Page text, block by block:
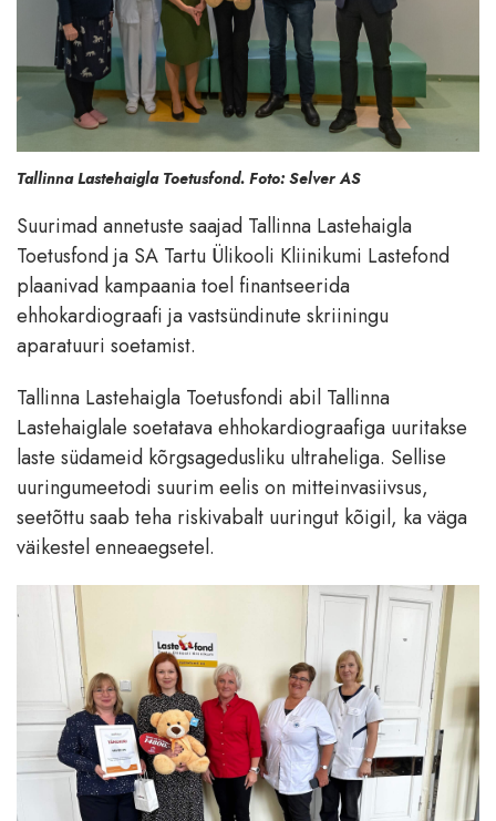
Tallinna Lastehaigla Toetusfond. Foto: Selver AS
Suurimad annetuste saajad Tallinna Lastehaigla
Toetusfond ja SA Tartu Ülikooli Kliinikumi Lastefond
plaanivad kampaania toel finantseerida
ehhokardiograafi ja vastsündinute skriiningu
aparatuuri soetamist.
Tallinna Lastehaigla Toetusfondi abil Tallinna
Lastehaiglale soetatava ehhokardiograafiga uuritakse
laste südameid kõrgsagedusliku ultraheliga. Sellise
uuringumeetodi suurim eelis on mitteinvasiivsus,
seetõttu saab teha riskivabalt uuringut kõigil, ka väga
väikestel enneaegsetel.